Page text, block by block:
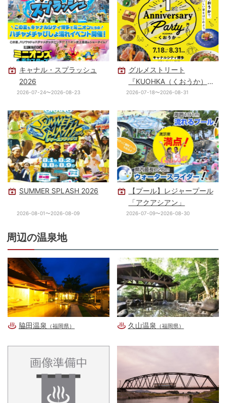
キャナル・スプラッシュ
2026
2026-07-24〜2026-08-23
グルメストリート
『KUOHKA（くおうか）』
開業1周年！1st Anniversary
2026-07-18〜2026-08-31
SUMMER SPLASH 2026
2026-08-01〜2026-08-09
【プール】レジャープール
「アクアシアン」
2026-07-09〜2026-08-30
周辺の温泉地
脇田温泉 （福岡県） 久山温泉 （福岡県）